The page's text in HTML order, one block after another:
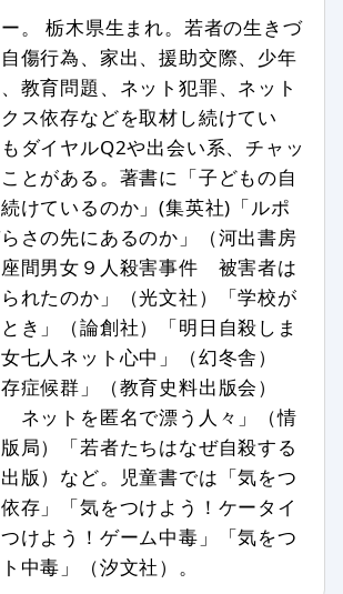
の関係が認められない場合
人、組織を誹謗中傷し、名誉
る内容を含む場合
の著作権などを侵害する内容を
業や団体、商品の宣伝、販売
な目的とする場合
した情報や誤解させる内容を
る場合
、法令に反した内容の情報を
を書き込んだ場合
ドレス、他サイトへのリンク
合
編集スタッフが不適切と判断
同意する方のみ投稿ができ
、あらかじめ、ご了承くだ
。 栃木県生まれ。若者の生きづ
傷行為、家出、援助交際、少年
教育問題、ネット犯罪、ネット
ス依存などを取材し続けてい
ダイヤルQ2や出会い系、チャッ
とがある。著書に「子どもの自
けているのか」(集英社)「ルポ
さの先にあるのか」（河出書房
間男女９人殺害事件 被害者は
れたのか」（光文社）「学校が
き」（論創社）「明日自殺しま
人ネット心中」（幻冬舎）
症候群」（教育史料出版会）
ネットを匿名で漂う人々」（情
局）「若者たちはなぜ自殺する
版）など。児童書では「気をつ
存」「気をつけよう！ケータイ
けよう！ゲーム中毒」「気をつ
中毒」（汐文社）。